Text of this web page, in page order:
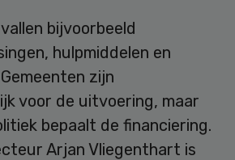
bijvoorbeeld
hulpmiddelen en
zijn
voor de uitvoering, maar
bepaalt de financiering.
Arjan Vliegenthart is